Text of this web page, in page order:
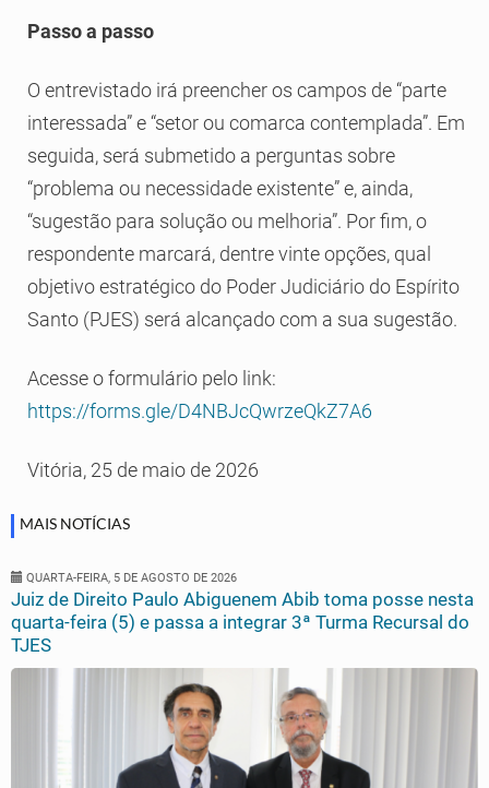
Passo a passo
O entrevistado irá preencher os campos de “parte
interessada” e “setor ou comarca contemplada”. Em
seguida, será submetido a perguntas sobre
“problema ou necessidade existente” e, ainda,
“sugestão para solução ou melhoria”. Por fim, o
respondente marcará, dentre vinte opções, qual
objetivo estratégico do Poder Judiciário do Espírito
Santo (PJES) será alcançado com a sua sugestão.
Acesse o formulário pelo link:
https://forms.gle/D4NBJcQwrzeQkZ7A6
Vitória, 25 de maio de 2026
MAIS NOTÍCIAS
QUARTA-FEIRA, 5 DE AGOSTO DE 2026
Juiz de Direito Paulo Abiguenem Abib toma posse nesta
quarta-feira (5) e passa a integrar 3ª Turma Recursal do
TJES